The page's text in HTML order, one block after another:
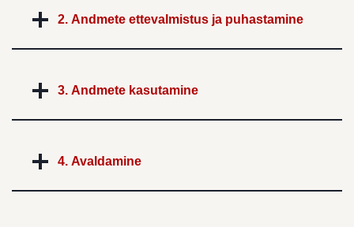
2. Andmete ettevalmistus ja puhastamine
3. Andmete kasutamine
4. Avaldamine